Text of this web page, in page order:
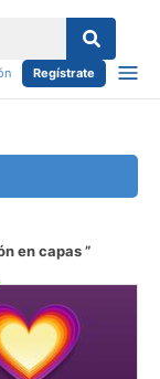
Regístrate
en capas